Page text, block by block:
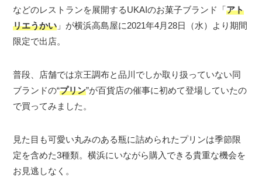
などのレストランを展開するUKAIのお菓子ブランド「アト
リエうかい 」が横浜高島屋に2021年4月28日（水）より期間
限定で出店。
普段、店舗では京王調布と品川でしか取り扱っていない同
ブランドの“プリン”が百貨店の催事に初めて登場していたの
で買ってみました。
見た目も可愛い丸みのある瓶に詰められたプリンは季節限
定を含めた3種類。横浜にいながら購入できる貴重な機会を
お見逃しなく。